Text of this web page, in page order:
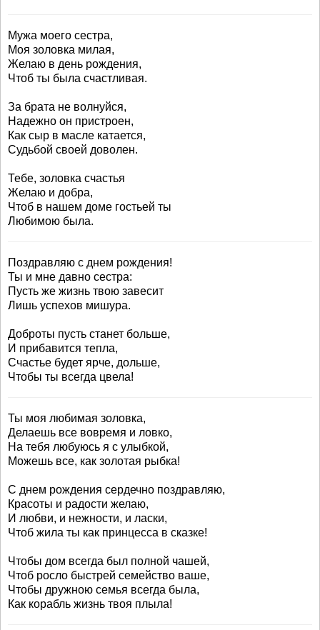
Мужа моего сестра,
Моя золовка милая,
Желаю в день рождения,
Чтоб ты была счастливая.
За брата не волнуйся,
Надежно он пристроен,
Как сыр в масле катается,
Судьбой своей доволен.
Тебе, золовка счастья
Желаю и добра,
Чтоб в нашем доме гостьей ты
Любимою была.
Поздравляю с днем рождения!
Ты и мне давно сестра:
Пусть же жизнь твою завесит
Лишь успехов мишура.
Доброты пусть станет больше,
И прибавится тепла,
Счастье будет ярче, дольше,
Чтобы ты всегда цвела!
Ты моя любимая золовка,
Делаешь все вовремя и ловко,
На тебя любуюсь я с улыбкой,
Можешь все, как золотая рыбка!
С днем рождения сердечно поздравляю,
Красоты и радости желаю,
И любви, и нежности, и ласки,
Чтоб жила ты как принцесса в сказке!
Чтобы дом всегда был полной чашей,
Чтоб росло быстрей семейство ваше,
Чтобы дружною семья всегда была,
Как корабль жизнь твоя плыла!